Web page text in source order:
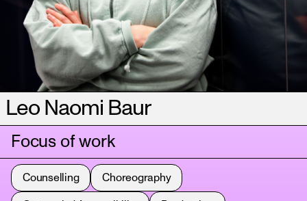
Leo Naomi Baur
Focus of work
Counselling Choreography